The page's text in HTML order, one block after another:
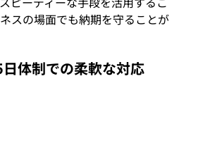
スの場面でも納期を守ることが
体制での柔軟な対応